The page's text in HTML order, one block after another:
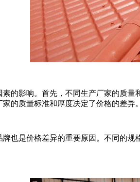
素的影响。首先，不同生产厂家的质量
的质量标准和厚度决定了价格的差异。
牌也是价格差异的重要原因。不同的